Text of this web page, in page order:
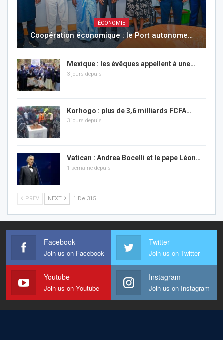
ÉCONOMIE
Coopération économique : le Port autonome…
Mexique : les évêques appellent à une…
3 jours depuis
Korhogo : plus de 3,6 milliards FCFA…
3 jours depuis
Vatican : Andrea Bocelli et le pape Léon…
1 semaine depuis
PREV NEXT 1 De 315
Facebook
Join us on Facebook
Twitter
Join us on Twitter
Youtube
Join us on Youtube
Instagram
Join us on Instagram